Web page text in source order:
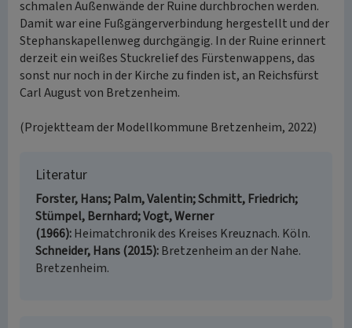
schmalen Außenwände der Ruine durchbrochen werden.
Damit war eine Fußgängerverbindung hergestellt und der
Stephanskapellenweg durchgängig. In der Ruine erinnert
derzeit ein weißes Stuckrelief des Fürstenwappens, das
sonst nur noch in der Kirche zu finden ist, an Reichsfürst
Carl August von Bretzenheim.
(Projektteam der Modellkommune Bretzenheim, 2022)
Literatur
Forster, Hans; Palm, Valentin; Schmitt, Friedrich;
Stümpel, Bernhard; Vogt, Werner
(1966) Heimatchronik des Kreises Kreuznach. Köln.
Schneider, Hans (2015) Bretzenheim an der Nahe.
Bretzenheim.